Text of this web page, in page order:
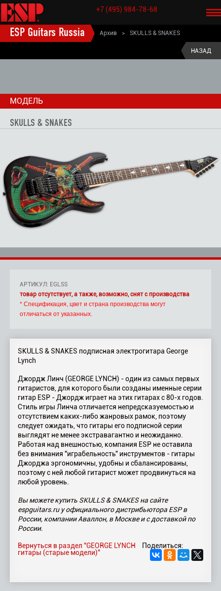
+7 (495) 984-78-68
ESP Guitars Russia Архив > SKULLS & SNAKES
НАЗАД
МОДЕЛЬ
SKULLS & SNAKES
АРТИКУЛ: EGLSS
товар отсутствует, а также, возможно, снят с производства
* Спецификация, цвет и страна производства могут
отличаться от указанных.
SKULLS & SNAKES подписная электрогитара George
Lynch
Джордж Линч (GEORGE LYNCH) - один из самых первых
гитаристов, для которого были созданы именные серии
гитар ESP - Джордж играет на этих гитарах с 80-х годов.
Стиль игры Линча отличается непредсказуемостью и
отсутствием каких-либо жанровых рамок, поэтому
следует ожидать, что гитары его подписной серии
выглядят не менее экстравагантно и неожиданно.
Работая над внешностью, компания ESP не оставила
без внимания "играбельность" инструментов - гитары
Джорджа эргономичны, удобны и сбалансированы,
поэтому с ней любой гитарист может продвинуться на
любой уровень.
Вы можете купить SKULLS & SNAKES на сайте
espguitars.ru у официального дистрибьютора ESP в
России, компании Аваллон, в Москве и с доставкой по
России.
Поделиться:
Вернуться в раздел "GEORGE LYNCH
гитары (старые модели)"